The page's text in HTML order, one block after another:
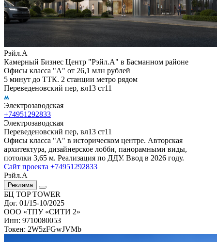
Рэйл.А
Камерный Бизнес Центр "Рэйл.А" в Басманном районе
Офисы класса "А" от 26,1 млн рублей
5 минут до ТТК. 2 станции метро рядом
Переведеновский пер, вл13 ст11
Электрозаводская
+74951292833
Электрозаводская
Переведеновский пер, вл13 ст11
Офисы класса "А" в историческом центре. Авторская
архитектура, дизайнерское лобби, панорамными виды,
потолки 3,65 м. Реализация по ДДУ. Ввод в 2026 году.
Сайт проекта +74951292833
Рэйл.А
Реклама
БЦ TOP TOWER
Дог. 01/15-10/2025
ООО «ТПУ «СИТИ 2»
Инн: 9710080053
Токен: 2W5zFGwJVMb